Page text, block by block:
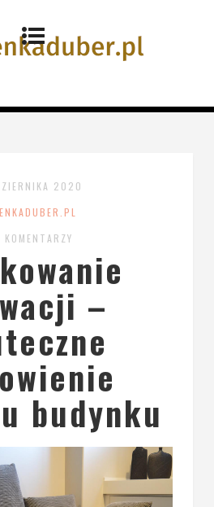
2020
KOMENTARZY
–
budynku